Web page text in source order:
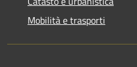
Mobilità e trasporti